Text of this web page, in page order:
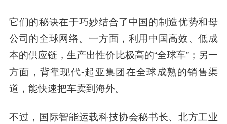
它们的秘诀在于巧妙结合了中国的制造优势和母
公司的全球网络。一方面，利用中国高效、低成
本的供应链，生产出性价比极高的“全球车”；另一
方面，背靠现代-起亚集团在全球成熟的销售渠
道，能快速把车卖到海外。
不过，国际智能运载科技协会秘书长、北方工业